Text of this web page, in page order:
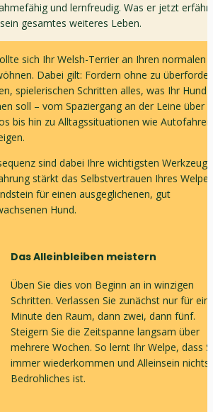
und lernfreudig. Was er jetzt erfährt
gesamtes weiteres Leben.
sich Ihr Welsh-Terrier an Ihren normalen
Dabei gilt: Fordern ohne zu
spielerischen Schritten alles, was Ihr Hund
soll – vom Spaziergang an der Leine über
bis hin zu Alltagssituationen wie Autofahren
sind dabei Ihre wichtigsten
stärkt das Selbstvertrauen Ihres
für einen ausgeglichenen, gut
Hund.
Das Alleinbleiben meistern
Üben Sie dies von Beginn an in winzigen
Schritten. Verlassen Sie zunächst nur für
Minute den Raum, dann zwei, dann fünf.
Steigern Sie die Zeitspanne langsam über
mehrere Wochen. So lernt Ihr Welpe, dass
immer wiederkommen und Alleinsein nichts
Bedrohliches ist.